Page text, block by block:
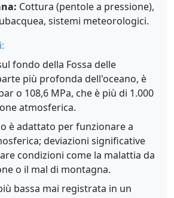
Cottura (pentole a pressione),
sistemi meteorologici.
fondo della Fossa delle
più profonda dell'oceano, è
o 108,6 MPa, che è più di 1.000
atmosferica.
è adattato per funzionare a
deviazioni significative
condizioni come la malattia da
o il mal di montagna.
bassa mai registrata in un